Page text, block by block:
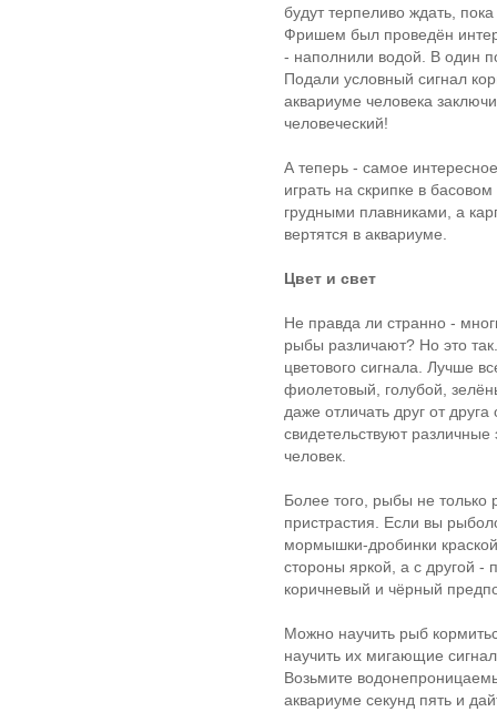
будут терпеливо ждать,
Фришем был проведён
- наполнили водой. В один
Подали условный сигнал
аквариуме человека
человеческий!
А теперь - самое
играть на скрипке в
грудными плавниками, а
вертятся в аквариуме.
Цвет и свет
Не правда ли странно -
рыбы различают? Но это
цветового сигнала. Лучше
фиолетовый, голубой,
даже отличать друг от
свидетельствуют
человек.
Более того, рыбы не
пристрастия. Если вы
мормышки-дробинки
стороны яркой, а с другой -
коричневый и чёрный
Можно научить рыб
научить их мигающие
Возьмите
аквариуме секунд пять и